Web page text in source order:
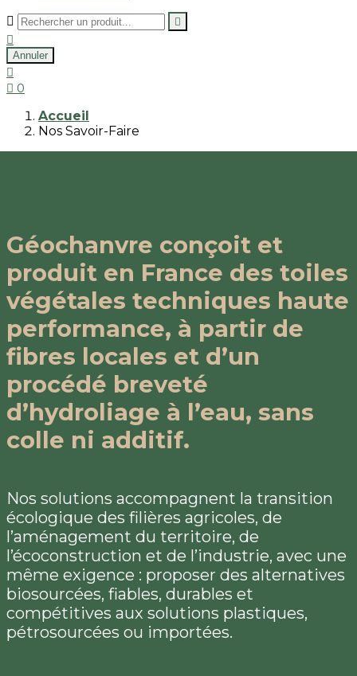



Annuler

 0
Accueil
Nos Savoir-Faire
Géochanvre conçoit et
produit en France des toiles
végétales techniques haute
performance, à partir de
fibres locales et d’un
procédé breveté
d’hydroliage à l’eau, sans
colle ni additif.
Nos solutions accompagnent la transition
écologique des filières agricoles, de
l’aménagement du territoire, de
l’écoconstruction et de l’industrie, avec une
même exigence : proposer des alternatives
biosourcées, fiables, durables et
compétitives aux solutions plastiques,
pétrosourcées ou importées.